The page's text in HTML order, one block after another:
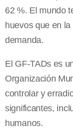
62 %. El mundo
huevos que en
demanda.
El GF-TADs es
Organización
controlar y
significantes,
humanos.